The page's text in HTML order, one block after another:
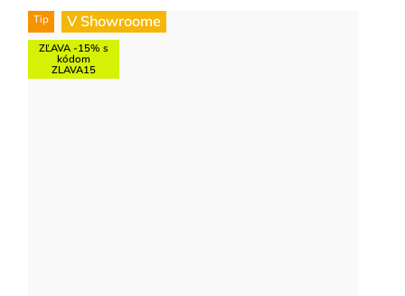
Tip V Showroome
ZĽAVA -15% s
kódom
ZLAVA15